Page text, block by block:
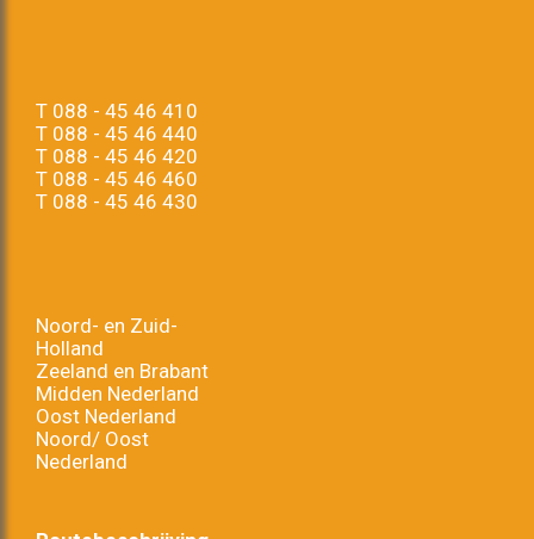
T 088 - 45 46 410
T 088 - 45 46 440
T 088 - 45 46 420
T 088 - 45 46 460
T 088 - 45 46 430
Noord- en Zuid-
Holland
Zeeland en Brabant
Midden Nederland
Oost Nederland
Noord/ Oost
Nederland